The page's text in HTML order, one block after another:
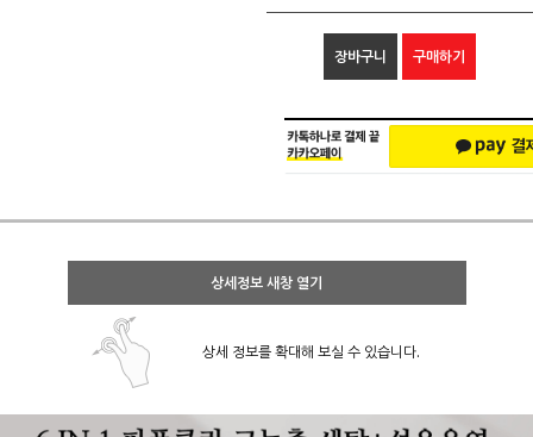
장바구니 구매하기
상세정보 새창 열기
상세 정보를 확대해 보실 수 있습니다.